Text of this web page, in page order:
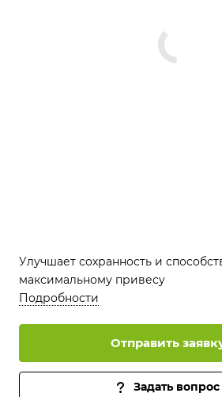
Улучшает сохранность и
максимальному привесу
Подробности
Отправить
Задать вопрос